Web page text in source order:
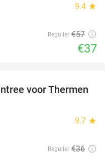
9.4 star
Regulier €57
€37
25%
voor Thermen
9.7 star
Regulier €36